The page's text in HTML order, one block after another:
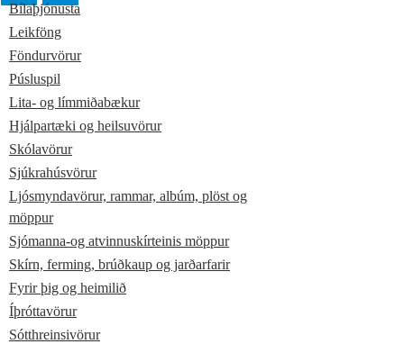
Bílaþjónusta
Leikföng
Föndurvörur
Púsluspil
Lita- og límmiðabækur
Hjálpartæki og heilsuvörur
Skólavörur
Sjúkrahúsvörur
Ljósmyndavörur, rammar, albúm, plöst og
möppur
Sjómanna-og atvinnuskírteinis möppur
Skírn, ferming, brúðkaup og jarðarfarir
Fyrir þig og heimilið
Íþróttavörur
Sótthreinsivörur